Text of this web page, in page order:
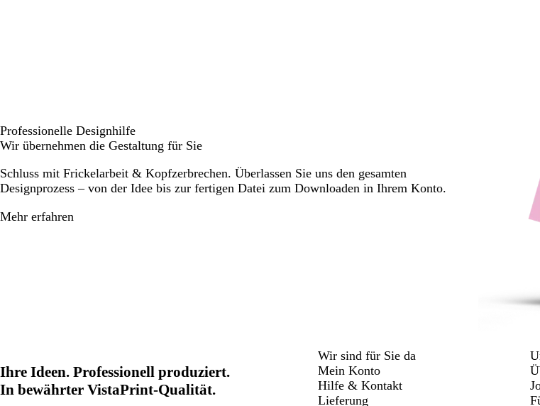
Professionelle Designhilfe
Wir übernehmen die Gestaltung für Sie
Schluss mit Frickelarbeit & Kopfzerbrechen. Überlassen Sie uns den gesamten
Designprozess – von der Idee bis zur fertigen Datei zum Downloaden in Ihrem Konto.
Mehr erfahren
Ihre Ideen. Professionell produziert.
In bewährter VistaPrint-Qualität.
Wir sind für Sie da
Mein Konto
Hilfe & Kontakt
Lieferung